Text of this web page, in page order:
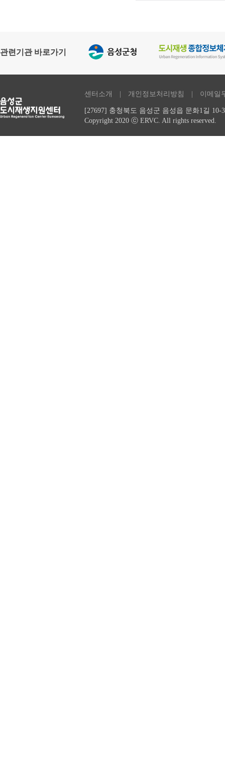
관련기관 바로가기
센터소개 | 개인정보처리방침 | 이메일
[27697] 충청북도 음성군 음성읍 문화1길
Copyright 2020 ⓒ ERVC. All rights reserved.